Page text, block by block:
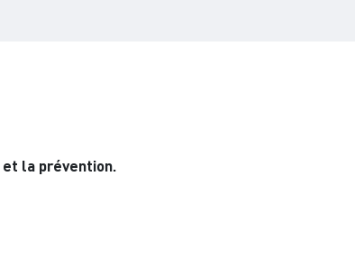
la prévention.